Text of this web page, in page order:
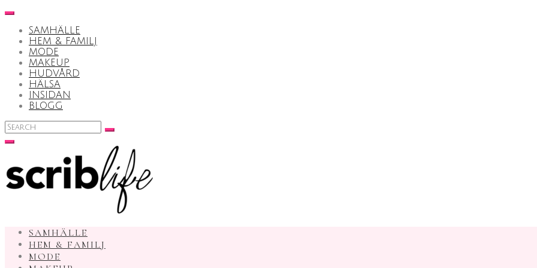
Skip
content
SAMHÄLLE
HEM & FAMILJ
MODE
MAKEUP
HUDVÅRD
HÄLSA
INSIDAN
BLOGG
Search
for:
SAMHÄLLE
HEM & FAMILJ
MODE